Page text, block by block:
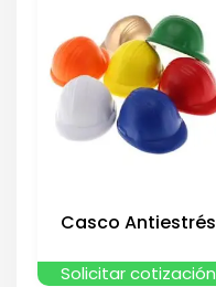
Casco Antiestrés
Solicitar cotización